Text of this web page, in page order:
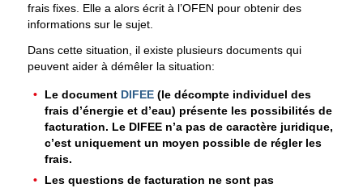
frais fixes. Elle a alors écrit à l’OFEN pour obtenir des
informations sur le sujet.
Dans cette situation, il existe plusieurs documents qui
peuvent aider à démêler la situation:
Le document DIFEE(le décompte individuel des
frais d’énergie et d’eau) présente les possibilités de
facturation. Le DIFEE n’a pas de caractère juridique,
c’est uniquement un moyen possible de régler les
frais.
Les questions de facturation ne sont pas